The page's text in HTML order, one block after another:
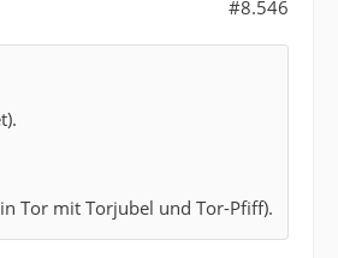
#8.546
Tor mit Torjubel und Tor-Pfiff).